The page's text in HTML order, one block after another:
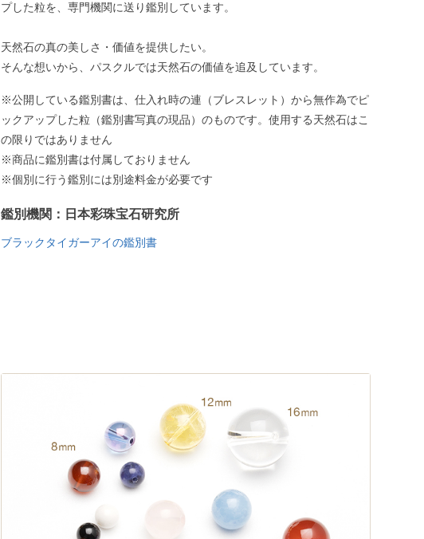
プした粒を、専門機関に送り鑑別しています。
天然石の真の美しさ・価値を提供したい。
そんな想いから、パスクルでは天然石の価値を追及しています。
※公開している鑑別書は、仕入れ時の連（ブレスレット）から無作為でピ
ックアップした粒（鑑別書写真の現品）のものです。使用する天然石はこ
の限りではありません
※商品に鑑別書は付属しておりません
※個別に行う鑑別には別途料金が必要です
鑑別機関：日本彩珠宝石研究所
ブラックタイガーアイの鑑別書